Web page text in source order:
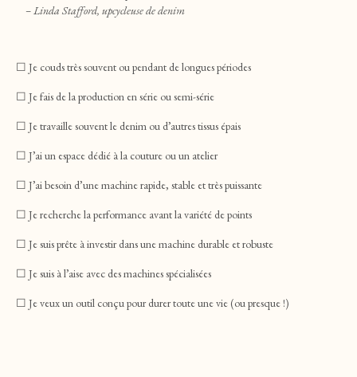
– Linda Stafford, upcycleuse de denim
☐ Je couds très souvent ou pendant de longues périodes
☐ Je fais de la production en série ou semi-série
☐ Je travaille souvent le denim ou d’autres tissus épais
☐ J’ai un espace dédié à la couture ou un atelier
☐ J’ai besoin d’une machine rapide, stable et très puissante
☐ Je recherche la performance avant la variété de points
☐ Je suis prête à investir dans une machine durable et robuste
☐ Je suis à l’aise avec des machines spécialisées
☐ Je veux un outil conçu pour durer toute une vie (ou presque !)